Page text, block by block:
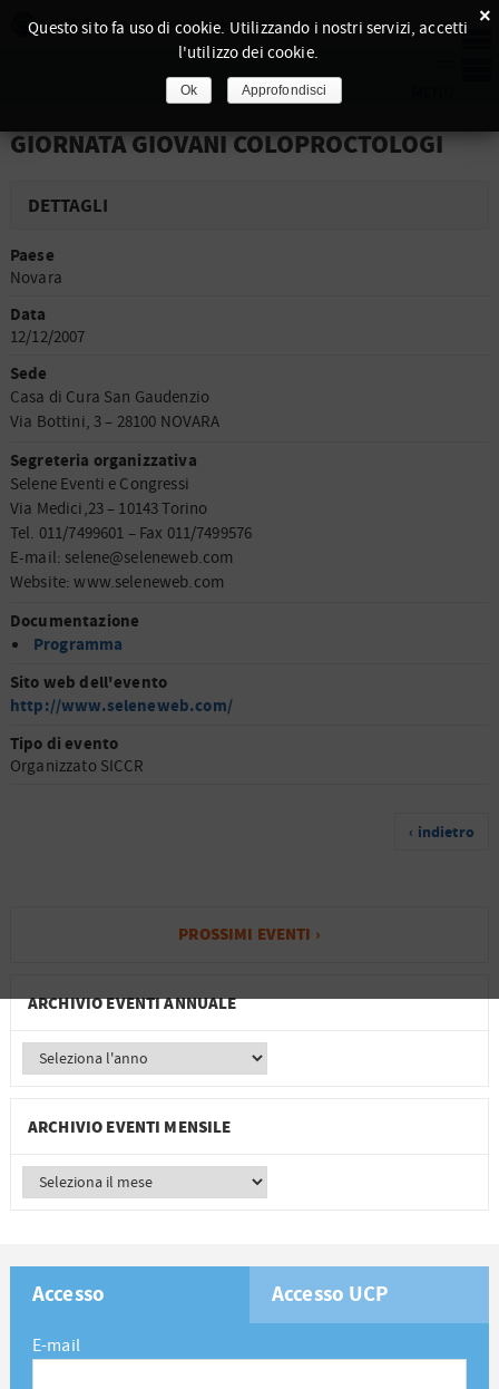
GIORNATA GIOVANI COLOPROCTOLOGI
DETTAGLI
Paese
Novara
Data
12/12/2007
Sede
Casa di Cura San Gaudenzio
Via Bottini, 3 – 28100 NOVARA
Segreteria organizzativa
Selene Eventi e Congressi
Via Medici,23 – 10143 Torino
Tel. 011/7499601 – Fax 011/7499576
E-mail: selene@seleneweb.com
Website: www.seleneweb.com
Documentazione
Programma
Sito web dell'evento
http://www.seleneweb.com/
Tipo di evento
Organizzato SICCR
‹ indietro
PROSSIMI EVENTI ›
ARCHIVIO EVENTI ANNUALE
ARCHIVIO EVENTI MENSILE
Accesso Accesso UCP
E-mail
×
Questo sito fa uso di cookie. Utilizzando i nostri servizi, accetti
l'utilizzo dei cookie.
Ok Approfondisci